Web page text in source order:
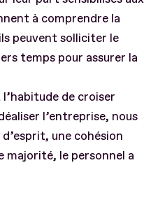
à comprendre la
peuvent solliciter le
temps pour assurer la
de croiser
l’entreprise, nous
une cohésion
majorité, le personnel a